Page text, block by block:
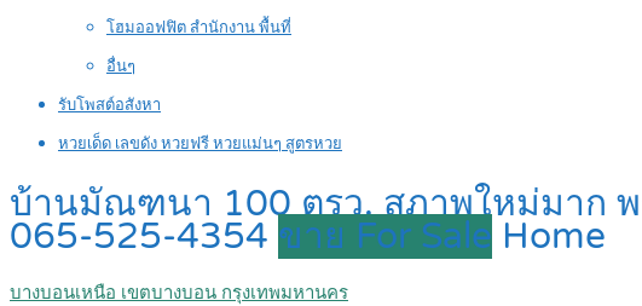
โฮมออฟฟิต สำนักงาน พื้นที่
อื่นๆ
รับโพสต์อสังหา
หวยเด็ด เลขดัง หวยฟรี หวยแม่นๆ สูตรหวย
บ้านมัณฑนา 100 ตรว. สภาพใหม่มาก พ
065-525-4354 ขาย For Sale Home
บางบอนเหนือ เขตบางบอน กรุงเทพมหานคร